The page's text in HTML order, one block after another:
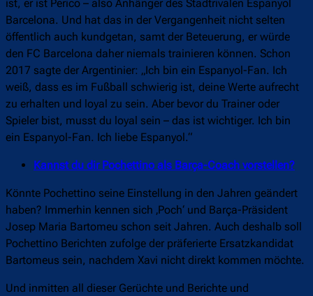
ist, er ist Perico – also Anhänger des Stadtrivalen Espanyol
Barcelona. Und hat das in der Vergangenheit nicht selten
öffentlich auch kundgetan, samt der Beteuerung, er würde
den FC Barcelona daher niemals trainieren können. Schon
2017 sagte der Argentinier: „Ich bin ein Espanyol-Fan. Ich
weiß, dass es im Fußball schwierig ist, deine Werte aufrecht
zu erhalten und loyal zu sein. Aber bevor du Trainer oder
Spieler bist, musst du loyal sein – das ist wichtiger. Ich bin
ein Espanyol-Fan. Ich liebe Espanyol.“
Kannst du dir Pochettino als Barça-Coach vorstellen?
Könnte Pochettino seine Einstellung in den Jahren geändert
haben? Immerhin kennen sich ‚Poch‘ und Barça-Präsident
Josep Maria Bartomeu schon seit Jahren. Auch deshalb soll
Pochettino Berichten zufolge der präferierte Ersatzkandidat
Bartomeus sein, nachdem Xavi nicht direkt kommen möchte.
Und inmitten all dieser Gerüchte und Berichte und